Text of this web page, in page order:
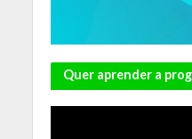
Quer aprender a